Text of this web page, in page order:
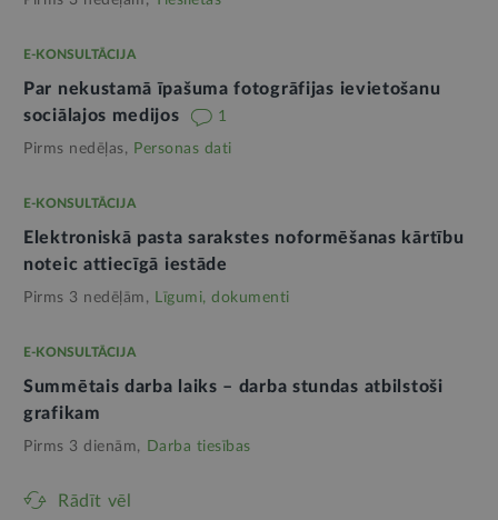
E-KONSULTĀCIJA
Par nekustamā īpašuma fotogrāfijas ievietošanu
sociālajos medijos
1
Pirms nedēļas, Personas dati
E-KONSULTĀCIJA
Elektroniskā pasta sarakstes noformēšanas kārtību
noteic attiecīgā iestāde
Pirms 3 nedēļām, Līgumi, dokumenti
E-KONSULTĀCIJA
Summētais darba laiks – darba stundas atbilstoši
grafikam
Pirms 3 dienām, Darba tiesības
Rādīt vēl